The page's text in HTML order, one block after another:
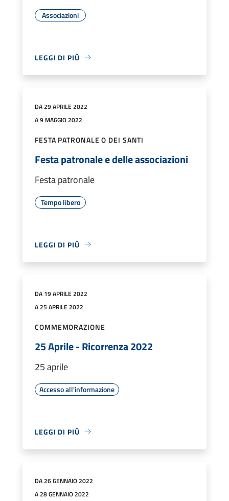
Associazioni
LEGGI DI PIÙ
DA 29 APRILE 2022
A 9 MAGGIO 2022
FESTA PATRONALE O DEI SANTI
Festa patronale e delle associazioni
Festa patronale
Tempo libero
LEGGI DI PIÙ
DA 19 APRILE 2022
A 25 APRILE 2022
COMMEMORAZIONE
25 Aprile - Ricorrenza 2022
25 aprile
Accesso all'informazione
LEGGI DI PIÙ
DA 26 GENNAIO 2022
A 28 GENNAIO 2022